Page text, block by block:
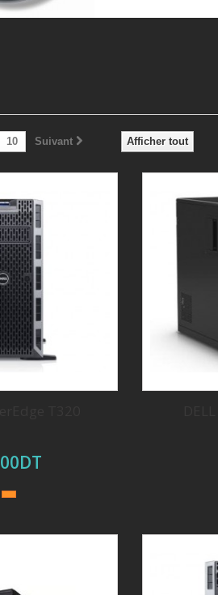
Afficher tout
10 Suivant